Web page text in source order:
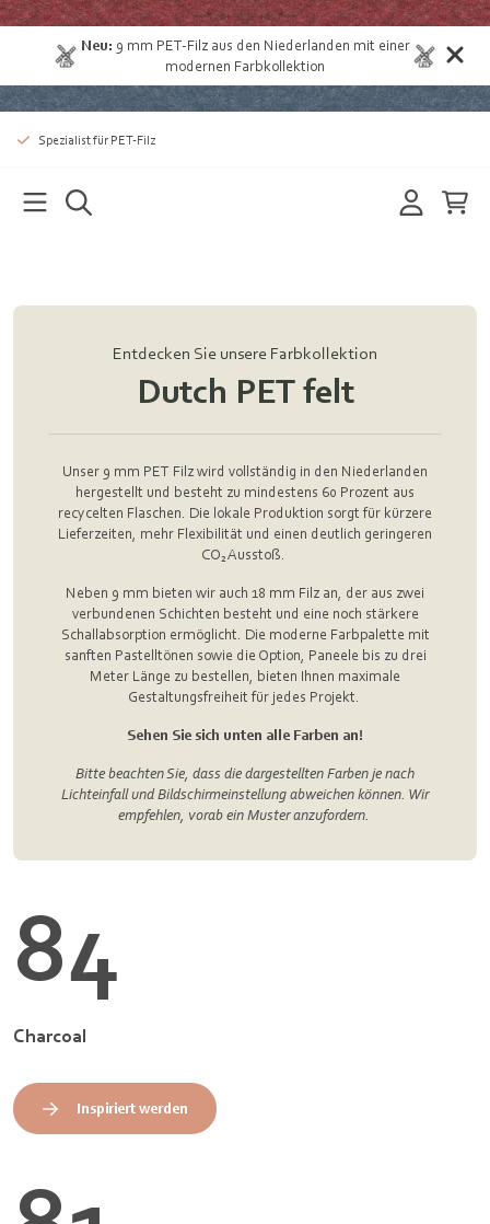
Neu: 9 mm PET-Filz aus den Niederlanden mit einer
modernen Farbkollektion
Spezialist für PET-Filz
Entdecken Sie unsere Farbkollektion
Dutch PET felt
Unser 9 mm PET Filz wird vollständig in den Niederlanden
hergestellt und besteht zu mindestens 60 Prozent aus
recycelten Flaschen. Die lokale Produktion sorgt für kürzere
Lieferzeiten, mehr Flexibilität und einen deutlich geringeren
CO₂ Ausstoß.
Neben 9 mm bieten wir auch 18 mm Filz an, der aus zwei
verbundenen Schichten besteht und eine noch stärkere
Schallabsorption ermöglicht. Die moderne Farbpalette mit
sanften Pastelltönen sowie die Option, Paneele bis zu drei
Meter Länge zu bestellen, bieten Ihnen maximale
Gestaltungsfreiheit für jedes Projekt.
Sehen Sie sich unten alle Farben an!
Bitte beachten Sie, dass die dargestellten Farben je nach
Lichteinfall und Bildschirmeinstellung abweichen können. Wir
empfehlen, vorab ein Muster anzufordern.
84
Charcoal
Inspiriert werden